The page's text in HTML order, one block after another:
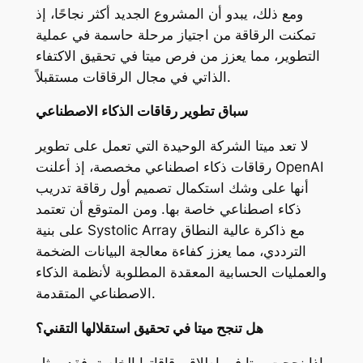
ومع ذلك، يبدو أن المشروع الجديد أكثر نجاحًا، إذ
تمكنت الرقاقة من اجتياز مرحلة حاسمة في عملية
التطوير، مما يعزز من فرص ميتا في تحقيق الاكتفاء
الذاتي في مجال الرقاقات مستقبلاً.
سباق تطوير رقاقات الذكاء الاصطناعي
لا تعد ميتا الشركة الوحيدة التي تعمل على تطوير
رقاقات ذكاء اصطناعي مخصصة، إذ أعلنت OpenAI
أنها على وشك استكمال تصميم أول رقاقة تدريب
ذكاء اصطناعي خاصة بها. ومن المتوقع أن تعتمد
على بنية Systolic Array مع ذاكرة عالية النطاق
الترددي، مما يعزز كفاءة معالجة البيانات الضخمة
والعمليات الحسابية المعقدة المطلوبة لأنظمة الذكاء
الاصطناعي المتقدمة.
هل تنجح ميتا في تحقيق استقلالها التقني؟